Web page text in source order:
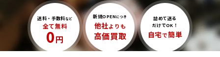
送料・手数料など
全て無料
0円
新規OPEN につき
他社よりも
高価買取
詰めて送る
だけでOK！
自宅で簡単